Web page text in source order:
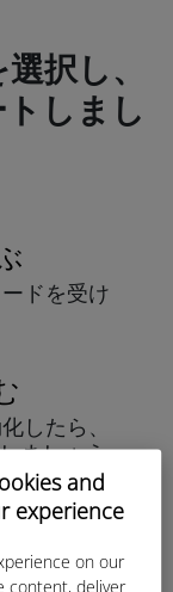
and
experience
on our
content, deliver
択し、
しまし
ドを受け
したら、
ましょう
が可能と